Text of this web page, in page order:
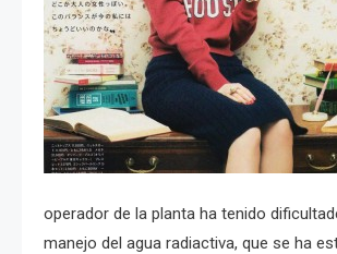
operador de la planta ha tenido
manejo del agua radiactiva, que se ha